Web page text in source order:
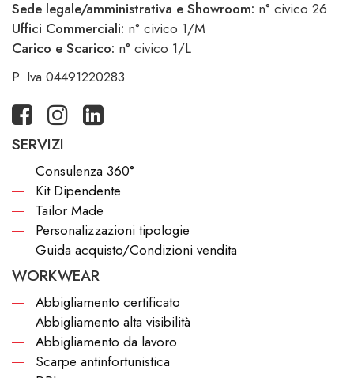
Sede legale/amministrativa e Showroom: n° civico 26
Uffici Commerciali: n° civico 1/M
Carico e Scarico: n° civico 1/L
P. Iva 04491220283
SERVIZI
Consulenza 360°
Kit Dipendente
Tailor Made
Personalizzazioni tipologie
Guida acquisto/Condizioni vendita
WORKWEAR
Abbigliamento certificato
Abbigliamento alta visibilità
Abbigliamento da lavoro
Scarpe antinfortunistica